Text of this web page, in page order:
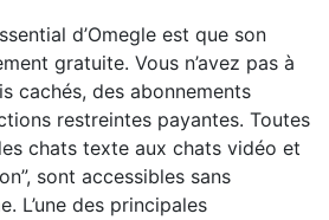
d’Omegle est que son
gratuite. Vous n’avez pas à
cachés, des abonnements
restreintes payantes. Toutes
chats texte aux chats vidéo et
sont accessibles sans
L’une des principales